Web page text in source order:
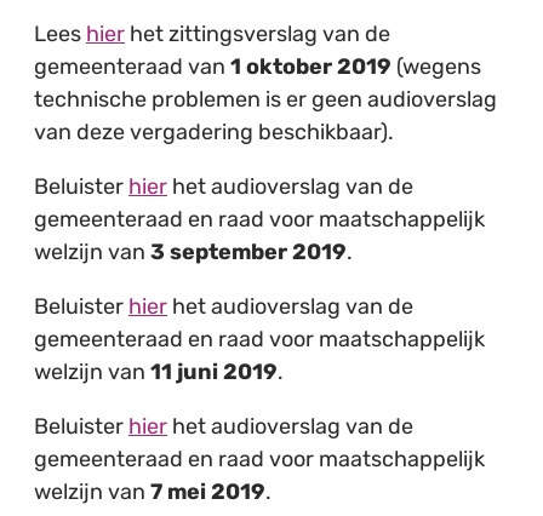
Lees hier het zittingsverslag van de
gemeenteraad van 1 oktober 2019 (wegens
technische problemen is er geen audioverslag
van deze vergadering beschikbaar).
Beluister hier het audioverslag van de
gemeenteraad en raad voor maatschappelijk
welzijn van 3 september 2019.
Beluister hier het audioverslag van de
gemeenteraad en raad voor maatschappelijk
welzijn van 11 juni 2019.
Beluister hier het audioverslag van de
gemeenteraad en raad voor maatschappelijk
welzijn van 7 mei 2019.